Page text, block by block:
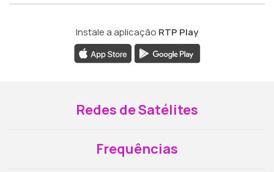
Instale a aplicação RTP Play
Redes de Satélites
Frequências